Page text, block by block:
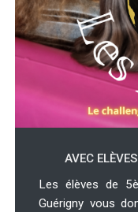
AVEC
Les élèves de
Guérigny vous